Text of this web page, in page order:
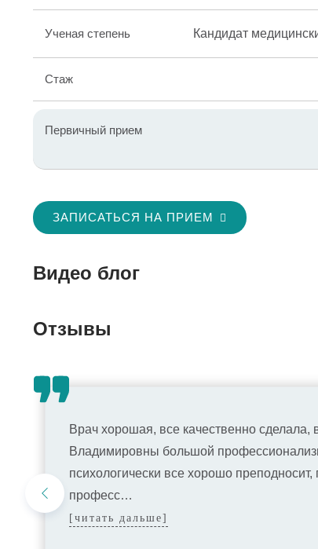
Ученая степень Кандидат
Первичный прием
Стаж
ЗАПИСАТЬСЯ НА ПРИЕМ
Видео блог
Отзывы
Врач хорошая, все качественно
Владимировны большой
психологически все хорошо
професс…
[читать дальше]